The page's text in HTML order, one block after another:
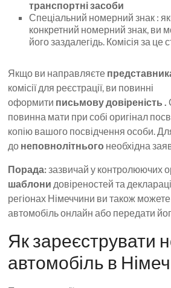
транспортні засоби
Спеціальний номерний знак :
конкретний номерний знак, ви
його заздалегідь. Комісія за це
Якщо ви направляєте
комісії для реєстрації, ви повинні
оформити письмовудовіреність .
повинна мати при собі оригінал
копію вашого посвідчення особи.
до неповнолітнього необхідна
Порада:зазвичай у контролюючих
шаблони довіреностей та
регіонах Німеччини ви також
автомобіль онлайн або передати
Як зареєструвати
автомобіль в